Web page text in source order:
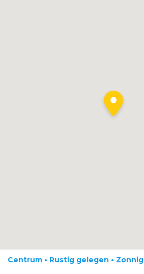
Centrum • Rustig gelegen • Zonnig